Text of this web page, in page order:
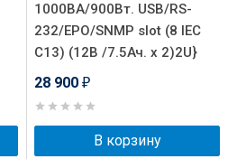
1000ВА/900Вт. USB/RS-
232/EPO/SNMP slot (8 IEC
С13) (12В /7.5Ач. х 2)2U}
28 900 ₽
В корзину